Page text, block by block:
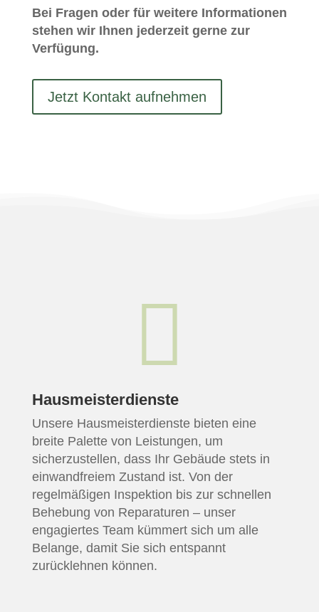
Bei Fragen oder für weitere Informationen
stehen wir Ihnen jederzeit gerne zur
Verfügung.
Jetzt Kontakt aufnehmen
Hausmeisterdienste
Unsere Hausmeisterdienste bieten eine
breite Palette von Leistungen, um
sicherzustellen, dass Ihr Gebäude stets in
einwandfreiem Zustand ist. Von der
regelmäßigen Inspektion bis zur schnellen
Behebung von Reparaturen – unser
engagiertes Team kümmert sich um alle
Belange, damit Sie sich entspannt
zurücklehnen können.
